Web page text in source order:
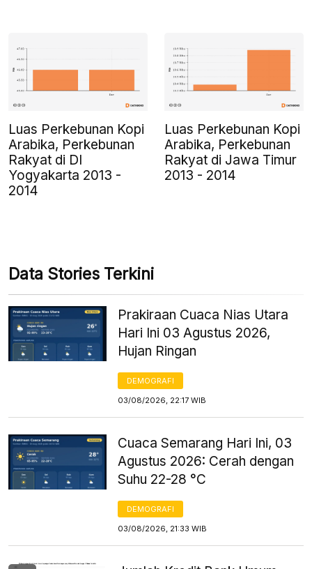
Luas Perkebunan Kopi
Arabika, Perkebunan
Rakyat di DI
Yogyakarta 2013 -
2014
Luas Perkebunan Kopi
Arabika, Perkebunan
Rakyat di Jawa Timur
2013 - 2014
Data Stories Terkini
Prakiraan Cuaca Nias Utara
Hari Ini 03 Agustus 2026,
Hujan Ringan
DEMOGRAFI
03/08/2026, 22:17 WIB
Cuaca Semarang Hari Ini, 03
Agustus 2026: Cerah dengan
Suhu 22-28 °C
DEMOGRAFI
03/08/2026, 21:33 WIB